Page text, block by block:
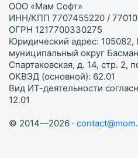
ООО «Мам Софт»
ИНН/КПП 7707455220 /
ОГРН 1217700330275
Юридический адрес: 105082,
муниципальный округ
Спартаковская, д. 14, стр. 2,
ОКВЭД (основной): 62.01
Вид ИТ-деятельности
12.01
© 2014—2026 ·